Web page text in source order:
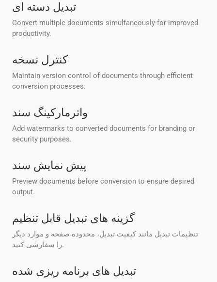
تبدیل دسته ای
Convert multiple documents simultaneously for improved
productivity.
کنترل نسخه
Maintain version control of documents through efficient
conversion processes.
واترمارکینگ سند
Add watermarks to converted documents for branding or
security purposes.
پیش نمایش سند
Preview documents before conversion to ensure desired
output.
گزینه های تبدیل قابل تنظیم
تنظیمات تبدیل مانند کیفیت تبدیل، محدوده صفحه و موارد دیگر
را سفارشی کنید.
تبدیل های برنامه ریزی شده